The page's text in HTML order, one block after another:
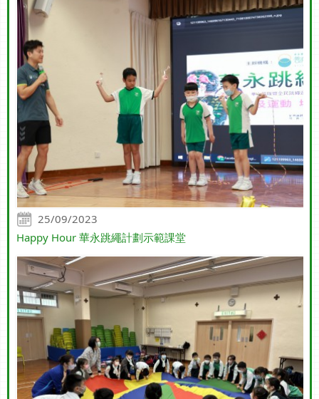
25/09/2023
Happy Hour 華永跳繩計劃示範課堂